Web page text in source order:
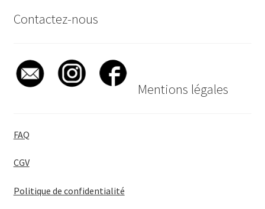
Contactez-nous
Mentions légales
FAQ
CGV
Politique de confidentialité